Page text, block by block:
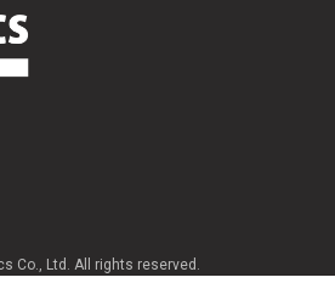
Co., Ltd. All rights reserved.